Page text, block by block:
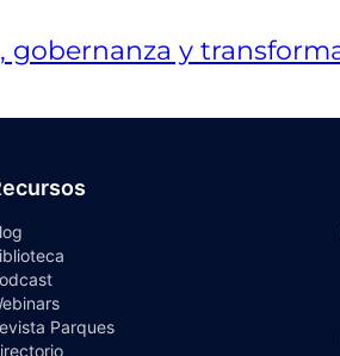
Parques